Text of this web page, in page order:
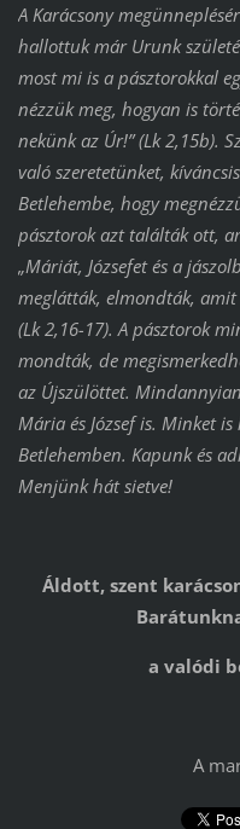
A Karácsony
hallottuk már Urunk
most mi is a pásztorokkal
nézzük meg, hogyan is
nekünk az Úr!” (Lk 2,15b).
való szeretetünket,
Betlehembe, hogy
pásztorok azt találták ott,
„Máriát, Józsefet és a
meglátták, elmondták,
(Lk 2,16-17). A pásztorok
mondták, de
az Újszülöttet.
Mária és József is. Minket
Betlehemben. Kapunk és
Menjünk hát sietve!
Áldott, szent
a valódi
A